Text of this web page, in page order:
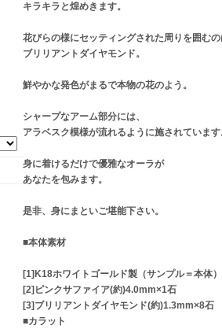
キラキラと煌めきます。
花びらの様にセッティングされた周りを囲むの
ブリリアントダイヤモンド。
鮮やかな発色がまるで本物の花のよう。
シャープなアーム部分には、
アラベスク模様が流れるように施されています
身に着けるだけで優雅なオーラが
あなたを包みます。
是非、身にまといご堪能下さい。
■本体素材
[1]K18ホワイトゴールド製（サンプル＝本体）
[2]ピンクサファイア(約)4.0mm×1石
[3]ブリリアントダイヤモンド(約)1.3mm×8石
■カラット